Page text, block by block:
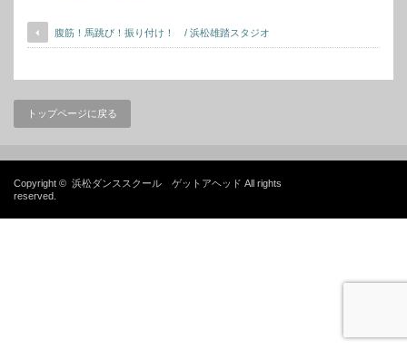
腹筋！馬跳び！振り付け！ / 浜松雄踏スタジオ
トップページに戻る
Copyright © 浜松ダンススクール ゲットアヘッド All rights
reserved.